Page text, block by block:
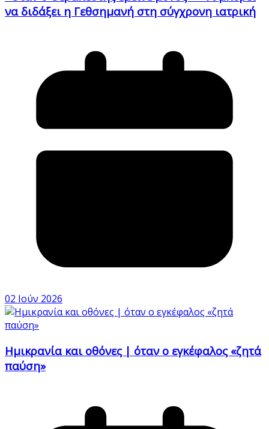
να διδάξει η Γεθσημανή στη σύγχρονη ιατρική
02 Ιούν 2026
Ημικρανία και οθόνες | όταν ο εγκέφαλος «ζητά
παύση»